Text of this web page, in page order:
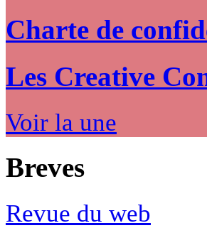
Charte de
Les Creative
Voir la une
Breves
Revue du web